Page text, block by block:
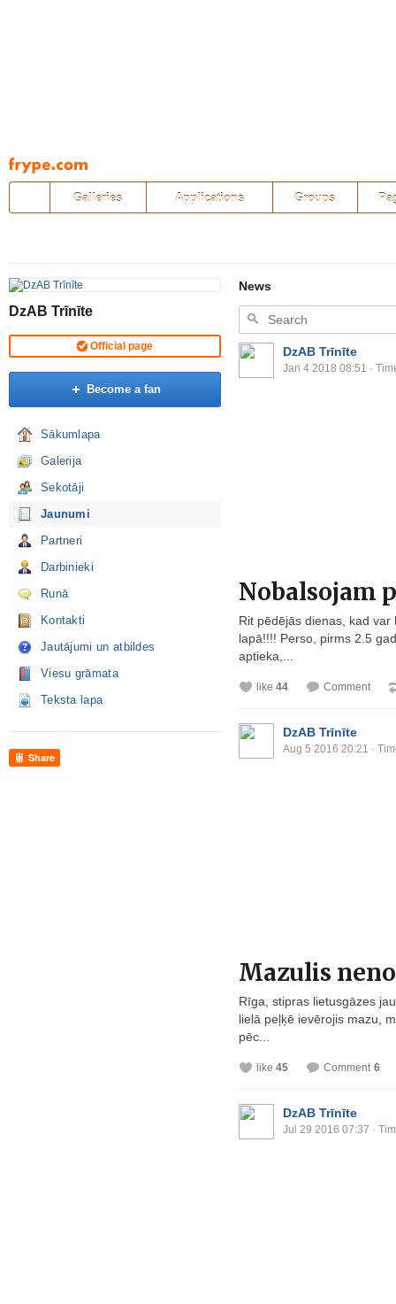
Pāriet
uz
saturu
Galleries Applications Groups
DzAB Trīnīte
Official page
Become a fan
Sākumlapa
Galerija
Sekotāji
Jaunumi
Partneri
Darbinieki
Runā
Kontakti
Jautājumi un atbildes
Viesu grāmata
Teksta lapa
Share
News
DzAB Trīnīte
Jan 4 2018 08:51 ·
Nobalsojam
Rit pēdējās dienas, kad
lapā!!!! Perso, pirms 2.5
aptieka,...
like 44 Comment
DzAB Trīnīte
Aug 5 2016 20:21 ·
Mazulis
Rīga, stipras lietusgāzes
lielā peļķē ievērojis mazu,
pēc...
like 45 Comment 6
DzAB Trīnīte
Jul 29 2016 07:37 ·